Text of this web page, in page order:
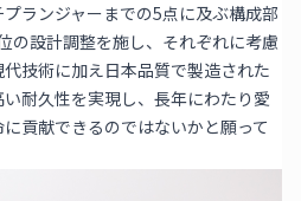
ランジャーまでの5点に及ぶ構成部
の設計調整を施し、それぞれに考慮
技術に加え日本品質で製造された
耐久性を実現し、長年にわたり愛
貢献できるのではないかと願って